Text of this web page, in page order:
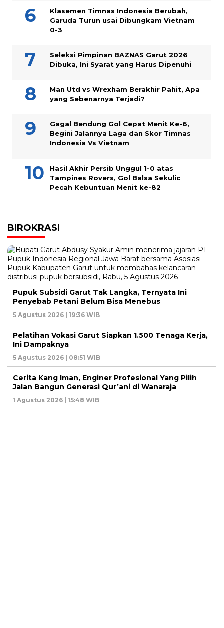
Klasemen Timnas Indonesia Berubah,
Garuda Turun usai Dibungkam Vietnam
0-3
Seleksi Pimpinan BAZNAS Garut 2026
Dibuka, Ini Syarat yang Harus Dipenuhi
Man Utd vs Wrexham Berakhir Pahit, Apa
yang Sebenarnya Terjadi?
Gagal Bendung Gol Cepat Menit Ke-6,
Begini Jalannya Laga dan Skor Timnas
Indonesia Vs Vietnam
Hasil Akhir Persib Unggul 1-0 atas
Tampines Rovers, Gol Balsa Sekulic
Pecah Kebuntuan Menit ke-82
BIROKRASI
Pupuk Subsidi Garut Tak Langka, Ternyata Ini
Penyebab Petani Belum Bisa Menebus
5 Agustus 2026 | 19:36 WIB
Pelatihan Vokasi Garut Siapkan 1.500 Tenaga Kerja,
Ini Dampaknya
5 Agustus 2026 | 08:51 WIB
Cerita Kang Iman, Enginer Profesional Yang Pilih
Jalan Bangun Generasi Qur’ani di Wanaraja
1 Agustus 2026 | 15:48 WIB